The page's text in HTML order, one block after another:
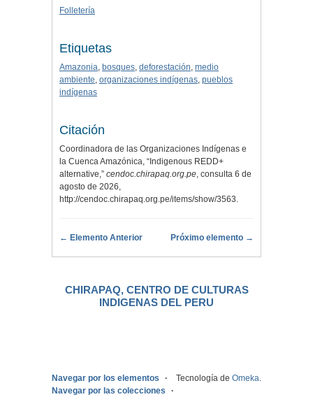
Folletería
Etiquetas
Amazonia, bosques, deforestación, medio
ambiente, organizaciones indígenas, pueblos
indígenas
Citación
Coordinadora de las Organizaciones Indígenas e
la Cuenca Amazónica, “Indigenous REDD+
alternative,” cendoc.chirapaq.org.pe, consulta 6 de
agosto de 2026,
http://cendoc.chirapaq.org.pe/items/show/3563.
← Elemento Anterior Próximo elemento →
CHIRAPAQ, CENTRO DE CULTURAS
INDIGENAS DEL PERU
Navegar por los elementos
Navegar por las colecciones
Tecnología de Omeka.